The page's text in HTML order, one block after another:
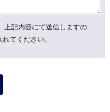
上記内容にて送信しますの
てください。